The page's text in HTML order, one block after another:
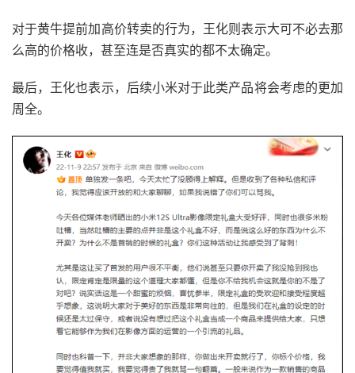
对于黄牛提前加高价转卖的行为，王化则表示大可不必去那
么高的价格收，甚至连是否真实的都不太确定。
最后，王化也表示，后续小米对于此类产品将会考虑的更加
周全。